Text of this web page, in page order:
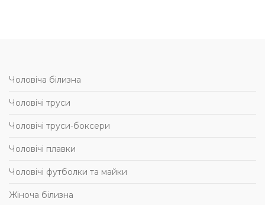
Чоловіча білизна
Чоловічі труси
Чоловічі труси-боксери
Чоловічі плавки
Чоловічі футболки та майки
Жіноча білизна